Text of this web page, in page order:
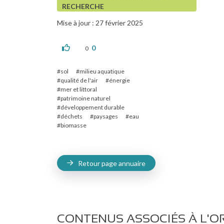
RECHERCHE
Mise à jour : 27 février 2025
0 0
sol
milieu aquatique
qualité de l'air
énergie
mer et littoral
patrimoine naturel
développement durable
déchets
paysages
eau
biomasse
Retour page annuaire
CONTENUS ASSOCIÉS À